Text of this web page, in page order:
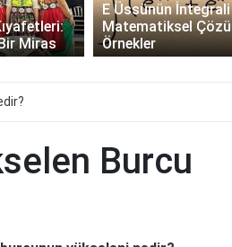
Miras
E Üssünün
Matematiksel
Örnekler
Burcu